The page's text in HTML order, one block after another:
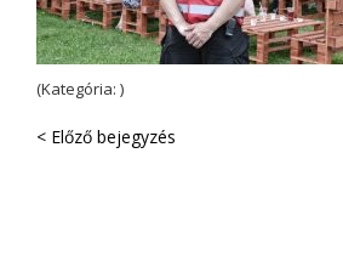
(Kategória: )
< Előző bejegyzés